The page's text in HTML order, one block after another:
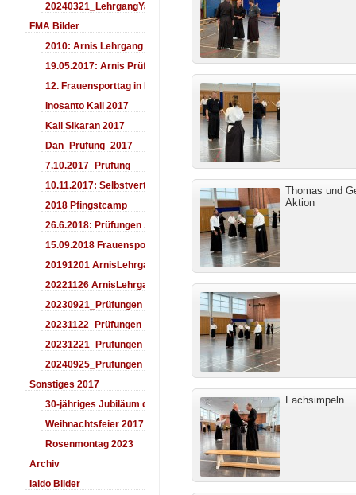
Thomas und
Aktion
Fachsimpeln...
20240321_LehrgangYamashima
FMA Bilder
2010: Arnis Lehrgang
19.05.2017: Arnis Prüfung
12. Frauensporttag in Langenhagen 2017
Inosanto Kali 2017
Kali Sikaran 2017
Dan_Prüfung_2017
7.10.2017_Prüfung
10.11.2017: Selbstverteidigung für Kinder
2018 Pfingstcamp
26.6.2018: Prüfungen Arnis
15.09.2018 Frauensporttag
20191201 ArnisLehrgang
20221126 ArnisLehrgang
20230921_Prüfungen
20231122_Prüfungen
20231221_Prüfungen
20240925_Prüfungen
Sonstiges 2017
30-jähriges Jubiläum des Aiki-Dojo's 2017
Weihnachtsfeier 2017
Rosenmontag 2023
Archiv
Iaido Bilder